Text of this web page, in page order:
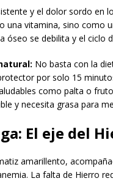
y el dolor sordo en
una vitamina, sino como
óseo se debilita y el ciclo
No basta con la
por solo 15
como palta o
y necesita grasa para
El eje del
amarillento,
La falta de Hierro